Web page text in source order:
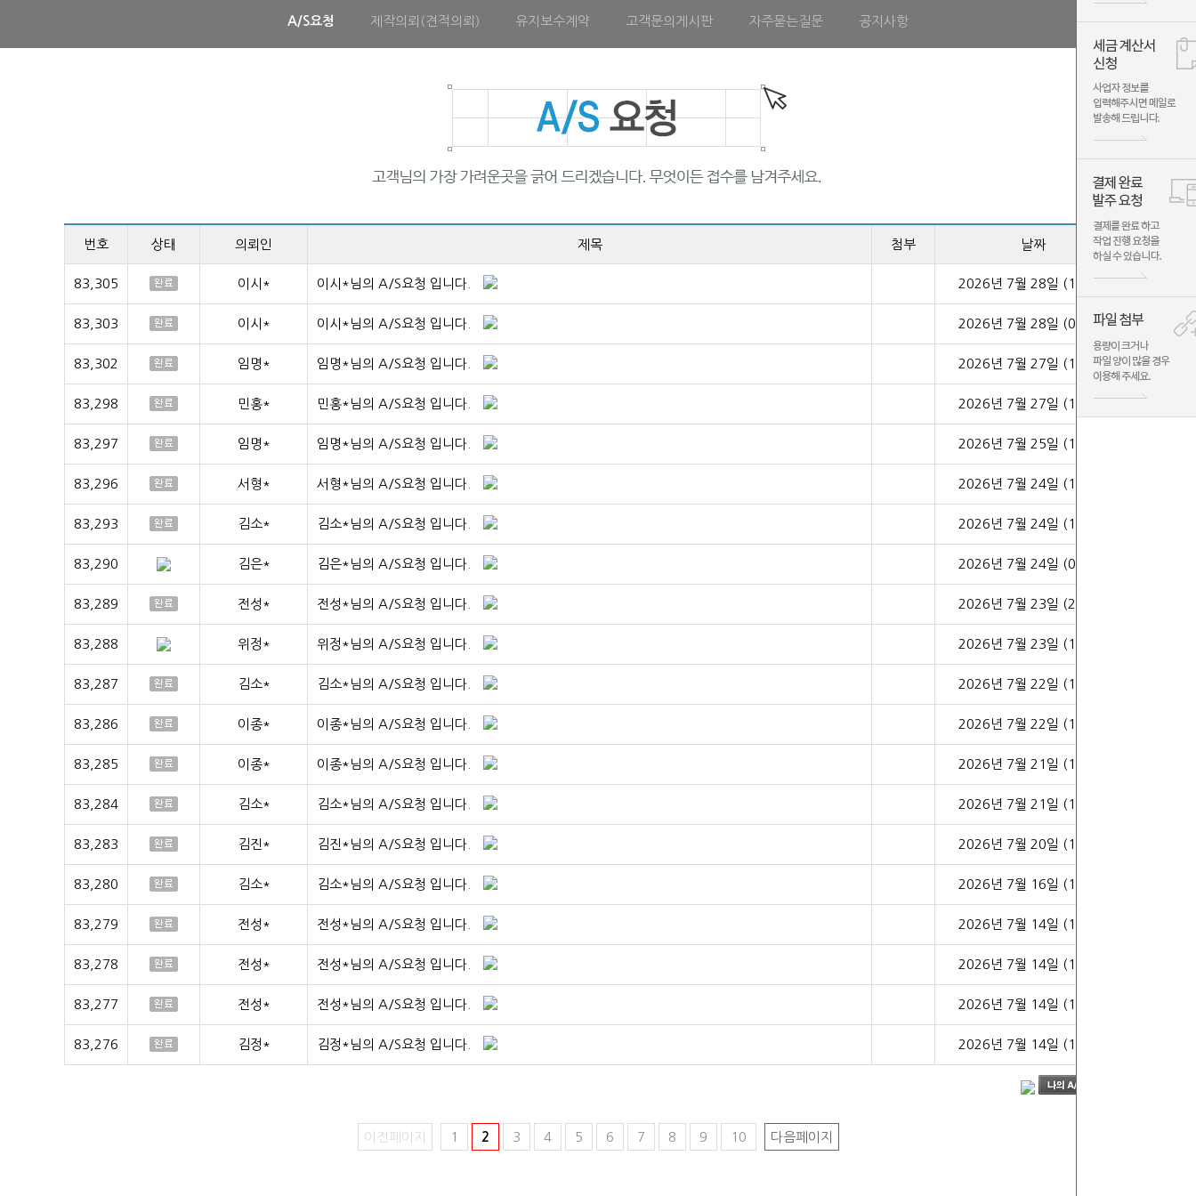
A/S요청 제작의뢰(견적의뢰) 유지보수계약 고객문의게시판 자주묻는질문 공지사항
번호 상태 의뢰인 제목 첨부 날짜
83,305 이시* 이시*님의 A/S요청 입니다. 2026년 7월 28일 (14:52)
83,303 이시* 이시*님의 A/S요청 입니다. 2026년 7월 28일 (09:33)
83,302 임명* 임명*님의 A/S요청 입니다. 2026년 7월 27일 (14:18)
83,298 민홍* 민홍*님의 A/S요청 입니다. 2026년 7월 27일 (10:38)
83,297 임명* 임명*님의 A/S요청 입니다. 2026년 7월 25일 (14:06)
83,296 서형* 서형*님의 A/S요청 입니다. 2026년 7월 24일 (14:59)
83,293 김소* 김소*님의 A/S요청 입니다. 2026년 7월 24일 (10:44)
83,290 김은* 김은*님의 A/S요청 입니다. 2026년 7월 24일 (08:41)
83,289 전성* 전성*님의 A/S요청 입니다. 2026년 7월 23일 (23:52)
83,288 위정* 위정*님의 A/S요청 입니다. 2026년 7월 23일 (10:21)
83,287 김소* 김소*님의 A/S요청 입니다. 2026년 7월 22일 (17:29)
83,286 이종* 이종*님의 A/S요청 입니다. 2026년 7월 22일 (16:56)
83,285 이종* 이종*님의 A/S요청 입니다. 2026년 7월 21일 (17:11)
83,284 김소* 김소*님의 A/S요청 입니다. 2026년 7월 21일 (15:36)
83,283 김진* 김진*님의 A/S요청 입니다. 2026년 7월 20일 (17:22)
83,280 김소* 김소*님의 A/S요청 입니다. 2026년 7월 16일 (10:14)
83,279 전성* 전성*님의 A/S요청 입니다. 2026년 7월 14일 (16:52)
83,278 전성* 전성*님의 A/S요청 입니다. 2026년 7월 14일 (15:59)
83,277 전성* 전성*님의 A/S요청 입니다. 2026년 7월 14일 (15:41)
83,276 김정* 김정*님의 A/S요청 입니다. 2026년 7월 14일 (14:56)
이전페이지 1 2 3 4 5 6 7 8 9 10 다음페이지